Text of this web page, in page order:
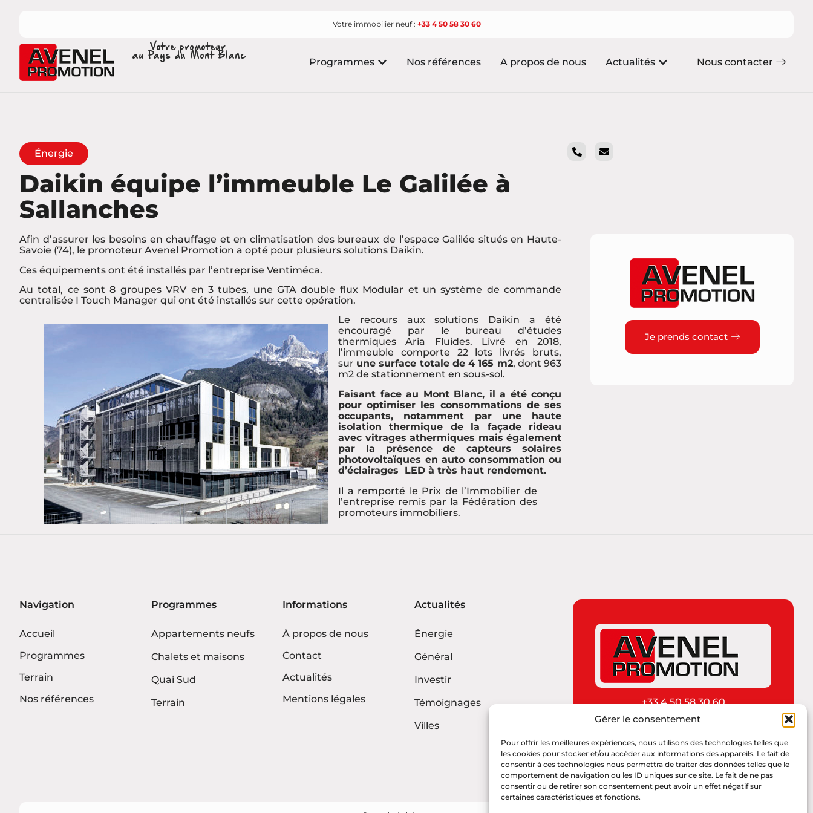
Gérer le consentement
Pour offrir les meilleures expériences, nous utilisons des technologies telles que
les cookies pour stocker et/ou accéder aux informations des appareils. Le fait de
consentir à ces technologies nous permettra de traiter des données telles que le
comportement de navigation ou les ID uniques sur ce site. Le fait de ne pas
consentir ou de retirer son consentement peut avoir un effet négatif sur
certaines caractéristiques et fonctions.
Votre immobilier neuf : +33 4 50 58 30 60
Votre promoteur
au Pays du Mont Blanc
Programmes Nos références A propos de nous Actualités Nous contacter
Énergie
Daikin équipe l’immeuble Le Galilée à
Sallanches
Afin d’assurer les besoins en chauffage et en climatisation des bureaux de l’espace Galilée situés en Haute-
Savoie (74), le promoteur Avenel Promotion a opté pour plusieurs solutions Daikin.
Ces équipements ont été installés par l’entreprise Ventiméca.
Au total, ce sont 8 groupes VRV en 3 tubes, une GTA double flux Modular et un système de commande
centralisée I Touch Manager qui ont été installés sur cette opération.
Le recours aux solutions Daikin a été
encouragé par le bureau d’études
thermiques Aria Fluides. Livré en 2018,
l’immeuble comporte 22 lots livrés bruts,
sur une surface totale de 4 165 m2, dont 963
m2 de stationnement en sous-sol.
Faisant face au Mont Blanc, il a été conçu
pour optimiser les consommations de ses
occupants, notamment par une haute
isolation thermique de la façade rideau
avec vitrages athermiques mais également
par la présence de capteurs solaires
photovoltaïques en auto consommation ou
d’éclairages LED à très haut rendement.
Il a remporté le Prix de l’Immobilier de
l’entreprise remis par la Fédération des
promoteurs immobiliers.
Je prends contact
Navigation
Accueil
Programmes
Terrain
Nos références
Programmes
Appartements neufs
Chalets et maisons
Quai Sud
Terrain
Informations
À propos de nous
Contact
Actualités
Mentions légales
Actualités
Énergie
Général
Investir
Témoignages
Villes
+33 4 50 58 30 60
Nous contacter